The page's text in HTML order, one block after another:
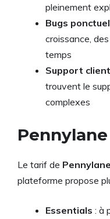
pleinement
Bugs
croissance,
temps
Support
trouvent le
complexes
Le tarif de Pennylane
plateforme propose
Essentials : à